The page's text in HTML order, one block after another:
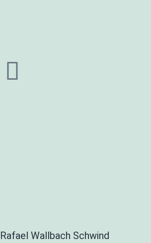
Rafael Wallbach Schwind